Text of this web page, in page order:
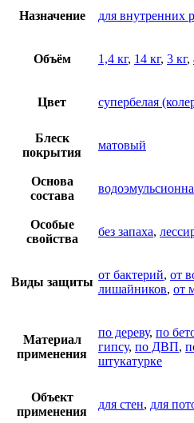
Назначение для внутренних
Объём 1,4 кг, 14 кг, 3 кг,
Цвет супербелая
Блеск
покрытия
матовый
Основа
состава
Особые
свойства
без запаха,
Виды защиты
от бактерий, от
лишайников, от
Материал
применения
по дереву, по
гипсу, по ДВП,
штукатурке
Объект
применения
для стен, для